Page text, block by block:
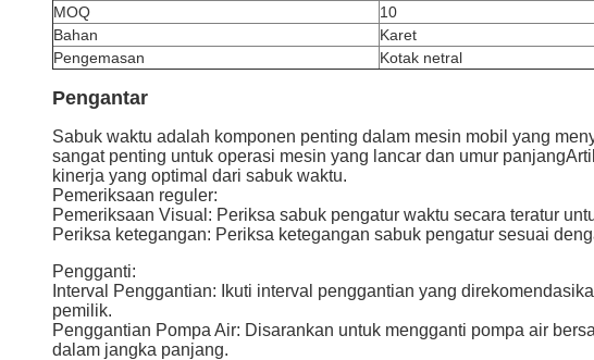
MOQ
10
Bahan
Karet
Pengemasan
Kotak netral
Pengantar
Sabuk waktu adalah komponen penting dalam mesin mobil yang
sangat penting untuk operasi mesin yang lancar dan umur
kinerja yang optimal dari sabuk waktu.
Pemeriksaan reguler:
Pemeriksaan Visual: Periksa sabuk pengatur waktu secara teratur
Periksa ketegangan: Periksa ketegangan sabuk pengatur sesuai
Pengganti:
Interval Penggantian: Ikuti interval penggantian yang
pemilik.
Penggantian Pompa Air: Disarankan untuk mengganti pompa air
dalam jangka panjang.